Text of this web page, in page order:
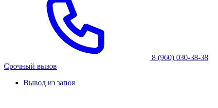
8 (960) 030-38-38
Срочный вызов
Вывод из запоя